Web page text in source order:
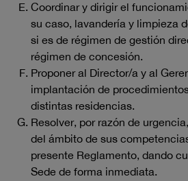
Coordinar y dirigir el
su caso, lavandería y limpieza
si es de régimen de gestión
régimen de concesión.
Proponer al Director/a y al
implantación de
distintas residencias.
Resolver, por razón de
del ámbito de sus
presente Reglamento, dando
Sede de forma inmediata.